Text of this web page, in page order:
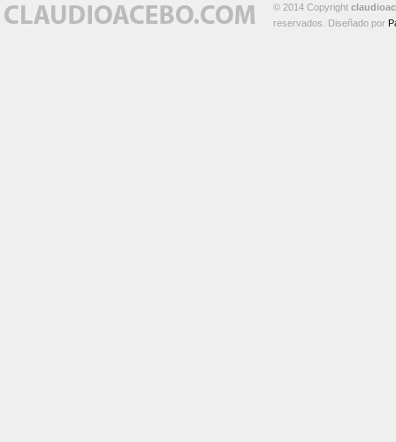
© 2014 Copyright
reservados. Diseñado por